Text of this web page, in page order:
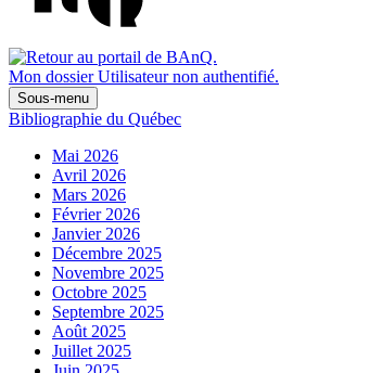
Mon dossier Utilisateur non authentifié.
Sous-menu
Bibliographie du Québec
Mai 2026
Avril 2026
Mars 2026
Février 2026
Janvier 2026
Décembre 2025
Novembre 2025
Octobre 2025
Septembre 2025
Août 2025
Juillet 2025